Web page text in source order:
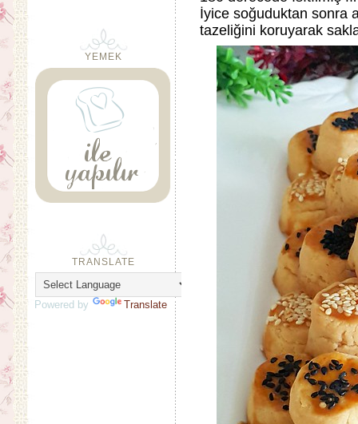
İyice soğuduktan sonra
tazeliğini koruyarak
YEMEK
TRANSLATE
Powered by Translate